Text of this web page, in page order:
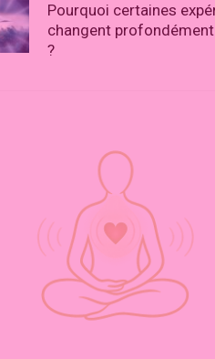
Pourquoi certaines
changent
?